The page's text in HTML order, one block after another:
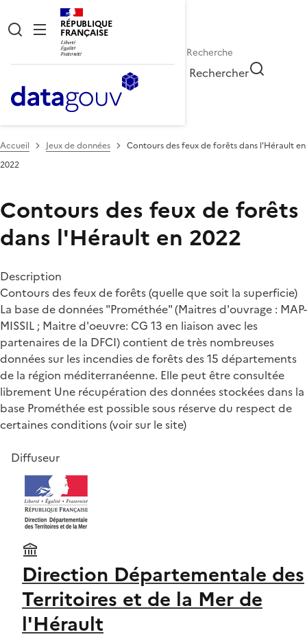
RÉPUBLIQUE
FRANÇAISE
Rechercher
Accueil Jeux de données
Contours des feux de forêts dans l'Hérault en
2022
Contours des feux de forêts
dans l'Hérault en 2022
Description
Contours des feux de forêts (quelle que soit la superficie)
La base de données "Prométhée" (Maitres d'ouvrage : MAP-
MISSIL ; Maitre d'oeuvre: CG 13 en liaison avec les
partenaires de la DFCI) contient de très nombreuses
données sur les incendies de forêts des 15 départements
de la région méditerranéenne. Elle peut être consultée
librement Une récupération des données stockées dans la
base Prométhée est possible sous réserve du respect de
certaines conditions (voir sur le site)
Diffuseur
Direction Départementale des
Territoires et de la Mer de
l'Hérault